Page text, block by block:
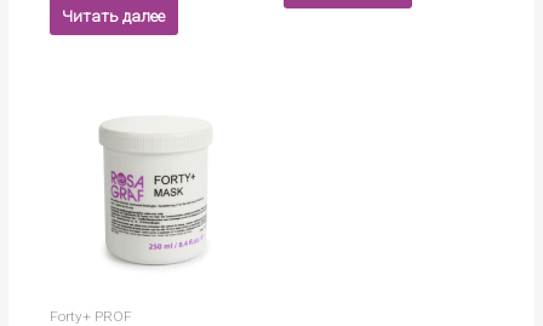
Читать далее
Forty+ PROF